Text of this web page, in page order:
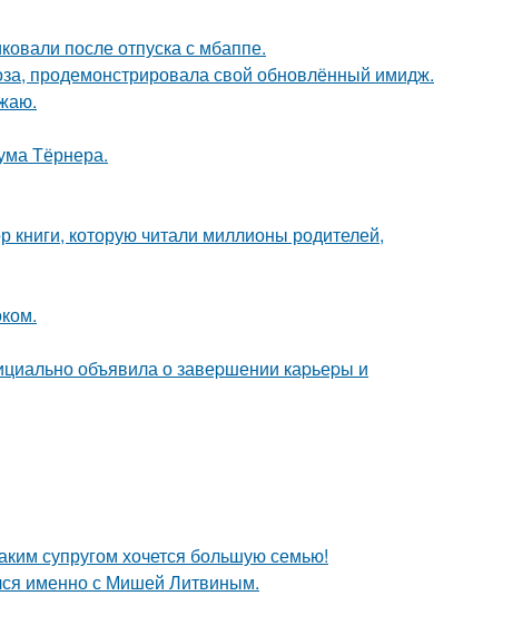
после отпуска с мбаппе.
продемонстрировала свой обновлённый имидж.
Тёрнера.
которую читали миллионы родителей,
объявила о завеpшении каpьеpы и
супругом хочется большую семью!
именно с Мишей Литвиным.